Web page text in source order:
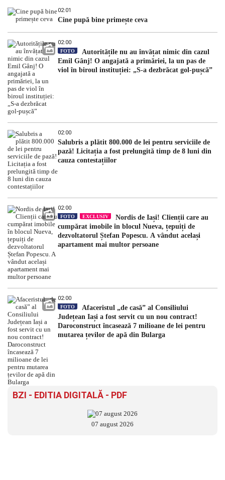
02:01
Cine pupă bine primește ceva
02:00
FOTO
Autoritățile nu au învățat nimic din cazul
Emil Gânj! O angajată a primăriei, la un pas de
viol în biroul instituției: „S-a dezbrăcat gol-pușcă”
02:00
Salubris a plătit 800.000 de lei pentru serviciile de
pază! Licitația a fost prelungită timp de 8 luni din
cauza contestațiilor
02:00
FOTO EXCLUSIV
Nordis de Iași! Clienții care au
cumpărat imobile în blocul Nueva, țepuiți de
dezvoltatorul Ștefan Popescu. A vândut același
apartament mai multor persoane
02:00
FOTO
Afaceristul „de casă” al Consiliului
Județean Iași a fost servit cu un nou contract!
Daroconstruct încasează 7 milioane de lei pentru
mutarea țevilor de apă din Bularga
BZI - EDITIA DIGITALĂ - PDF
07 august 2026